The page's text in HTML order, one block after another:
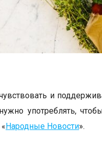
и
употреблять,
Народные Новости».